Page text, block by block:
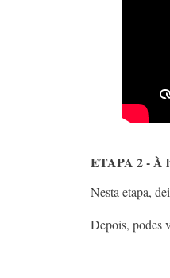
ETAPA 2 - À
Nesta etapa,
Depois, podes